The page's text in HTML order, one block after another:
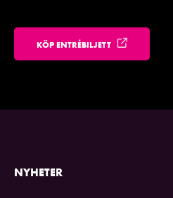
KÖP ENTRÉBILJETT
NYHETER